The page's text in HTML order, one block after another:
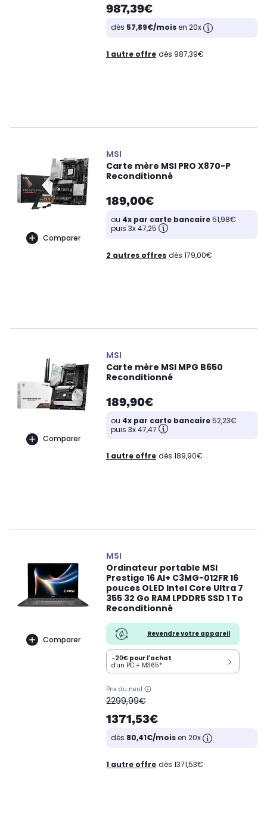
987,39€
dès 57,89€/moisen 20x
1 autre offre dès 987,39€
Comparer
MSI
Carte mère MSI PRO X870-P
Reconditionné
189,00€
ou 4x par carte bancaire51,98€
puis 3x 47,25
2 autres offres dès 179,00€
Comparer
MSI
Carte mère MSI MPG B650
Reconditionné
189,90€
ou 4x par carte bancaire52,23€
puis 3x 47,47
1 autre offre dès 189,90€
Comparer
MSI
Ordinateur portable MSI
Prestige 16 AI+ C3MG-012FR 16
pouces OLED Intel Core Ultra 7
355 32 Go RAM LPDDR5 SSD 1 To
Reconditionné
Revendre votre appareil
-20€ pour l'achat
d'un PC + M365*
Prix du neuf
oldPrice
2299,99€
1371,53€
dès 80,41€/moisen 20x
1 autre offre dès 1371,53€